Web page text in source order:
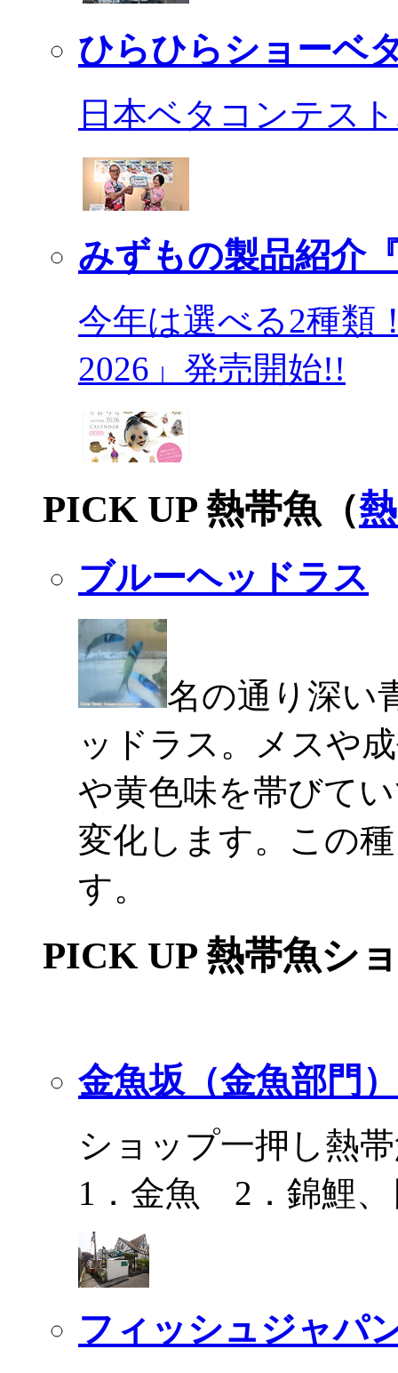
ひらひらショーベ
日本ベタコンテス
みずもの製品紹介
今年は選べる2種類
2026」発売開始!!
PICK UP 熱帯魚（
ブルーヘッドラス
名の通り深い
ッドラス。メスや
や黄色味を帯びて
変化します。この
す。
PICK UP 熱帯魚シ
金魚坂（金魚部門）
ショップ一押し熱
1．金魚 2．錦鯉、
フィッシュジャパ